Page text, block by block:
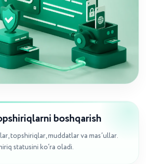
boshqarish
topshiriqlar, muddatlar va mas’ullar.
statusini ko‘ra oladi.